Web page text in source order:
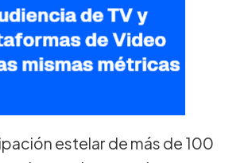
estelar de más de 100